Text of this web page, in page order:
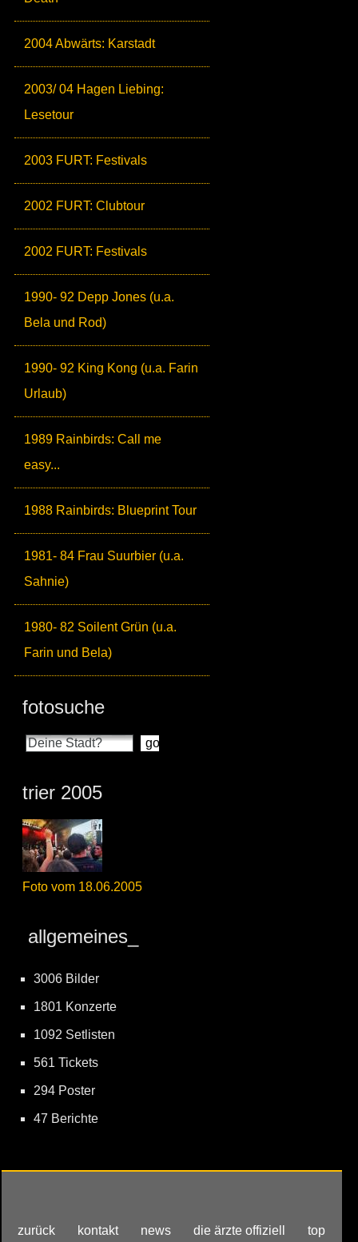
2004 Abwärts: Karstadt
2003/ 04 Hagen Liebing:
Lesetour
2003 FURT: Festivals
2002 FURT: Clubtour
2002 FURT: Festivals
1990- 92 Depp Jones (u.a.
Bela und Rod)
1990- 92 King Kong (u.a. Farin
Urlaub)
1989 Rainbirds: Call me
easy...
1988 Rainbirds: Blueprint Tour
1981- 84 Frau Suurbier (u.a.
Sahnie)
1980- 82 Soilent Grün (u.a.
Farin und Bela)
fotosuche
trier 2005
Foto vom 18.06.2005
allgemeines_
3006 Bilder
1801 Konzerte
1092 Setlisten
561 Tickets
294 Poster
47 Berichte
zurück kontakt news die ärzte offiziell top